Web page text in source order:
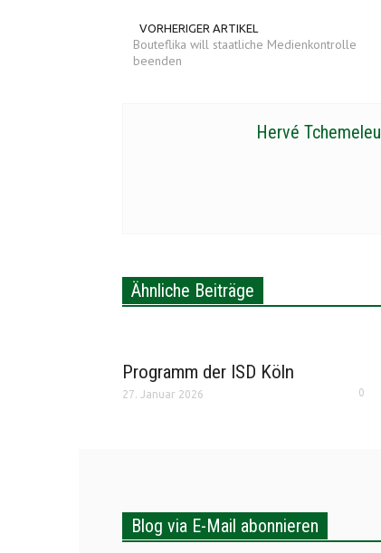
VORHERIGER ARTIKEL
Bouteflika will staatliche Medienkontrolle
beenden
Hervé Tchemeleu
Ähnliche Beiträge
Programm der ISD Köln
27. Januar 2026 0
Blog via E-Mail abonnieren